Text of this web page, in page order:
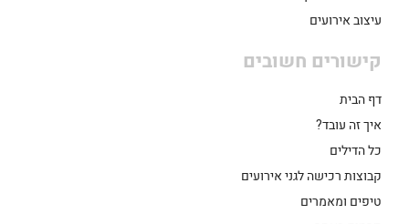
עיצוב אירועים
קישורים חשובים
דף הבית
איך זה עובד?
כל הדילים
קבוצות רכישה לגני אירועים
טיפים ומאמרים